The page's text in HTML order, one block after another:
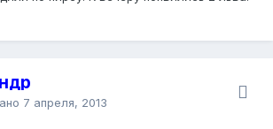
7 апреля, 2013